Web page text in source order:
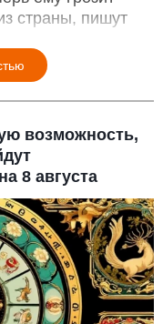
страны, пишут
возможность,
8 августа